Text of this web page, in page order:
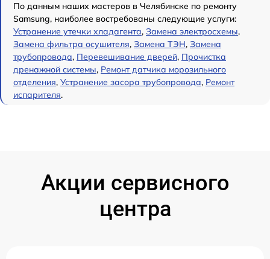
По данным наших мастеров в Челябинске по ремонту
Samsung, наиболее востребованы следующие услуги:
Устранение утечки хладагента, Замена электросхемы,
Замена фильтра осушителя, Замена ТЭН, Замена
трубопровода, Перевешивание дверей, Прочистка
дренажной системы, Ремонт датчика морозильного
отделения, Устранение засора трубопровода, Ремонт
испарителя.
Акции сервисного
центра